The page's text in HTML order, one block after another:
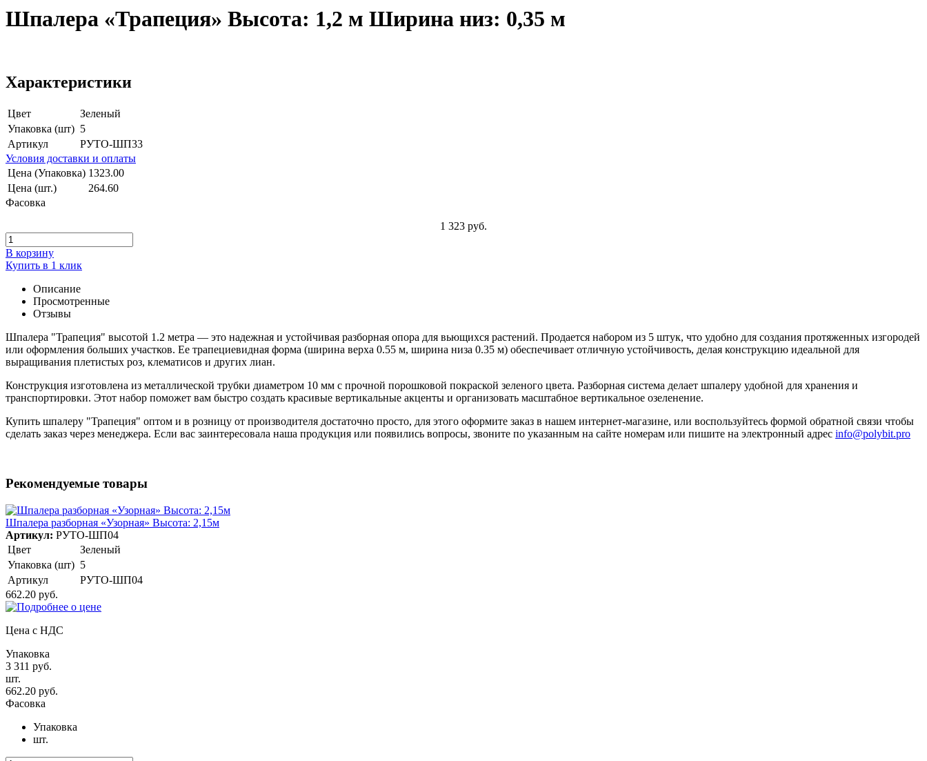
Шпалера «Трапеция» Высота: 1,2 м Ширина низ: 0,35 м
Характеристики
Цвет
Зеленый
Упаковка (шт) 5
Артикул
РУТО-ШП33
Условия доставки и оплаты
Цена (Упаковка) 1323.00
Цена (шт.)
264.60
Фасовка
1 323 руб.
В корзину
Купить в 1 клик
Описание
Просмотренные
Отзывы
Шпалера "Трапеция" высотой 1.2 метра — это надежная и устойчивая разборная опора для вьющихся растений. Продается набором из 5 штук, что удобно для создания протяженных изгородей
или оформления больших участков. Ее трапециевидная форма (ширина верха 0.55 м, ширина низа 0.35 м) обеспечивает отличную устойчивость, делая конструкцию идеальной для
выращивания плетистых роз, клематисов и других лиан.
Конструкция изготовлена из металлической трубки диаметром 10 мм с прочной порошковой покраской зеленого цвета. Разборная система делает шпалеру удобной для хранения и
транспортировки. Этот набор поможет вам быстро создать красивые вертикальные акценты и организовать масштабное вертикальное озеленение.
Купить шпалеру "Трапеция" оптом и в розницу от производителя достаточно просто, для этого оформите заказ в нашем интернет-магазине, или воспользуйтесь формой обратной связи чтобы
сделать заказ через менеджера. Если вас заинтересовала наша продукция или появились вопросы, звоните по указанным на сайте номерам или пишите на электронный адрес info@polybit.pro
Рекомендуемые товары
Шпалера разборная «Узорная» Высота: 2,15м
Артикул: РУТО-ШП04
Цвет
Зеленый
Упаковка (шт) 5
Артикул
РУТО-ШП04
662.20 руб.
Цена с НДС
Упаковка
3 311 руб.
шт.
662.20 руб.
Фасовка
Упаковка
шт.